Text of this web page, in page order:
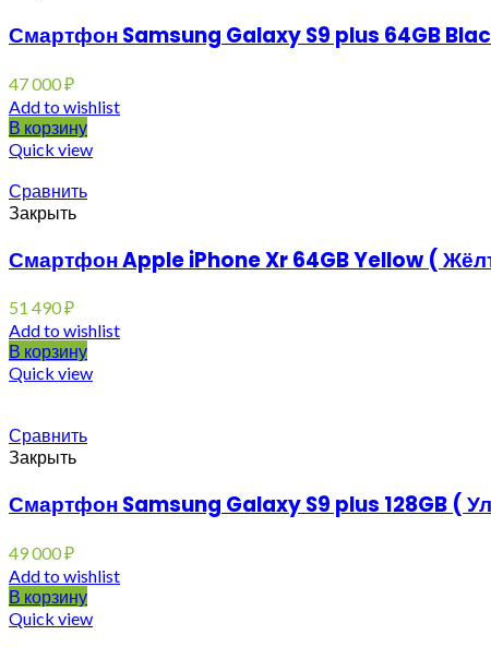
Смартфон Samsung Galaxy S9 plus 64GB
47 000₽
Add to wishlist
В корзину
Quick view
Сравнить
Закрыть
Смартфон Apple iPhone Xr 64GB Yellow (
51 490₽
Add to wishlist
В корзину
Quick view
Сравнить
Закрыть
Смартфон Samsung Galaxy S9 plus 128GB (
49 000₽
Add to wishlist
В корзину
Quick view